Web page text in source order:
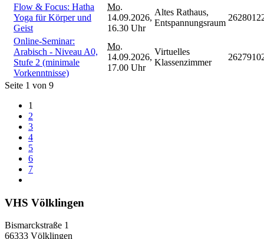
Flow & Focus: Hatha
Yoga für Körper und
Geist
Mo.
14.09.2026,
16.30 Uhr
Altes Rathaus,
Entspannungsraum
Online-Seminar:
Arabisch - Niveau A0,
Stufe 2 (minimale
Vorkenntnisse)
Mo.
14.09.2026,
17.00 Uhr
Virtuelles
Klassenzimmer
Seite 1 von 9
1
2
3
4
5
6
7
VHS Völklingen
Bismarckstraße 1
66333 Völklingen